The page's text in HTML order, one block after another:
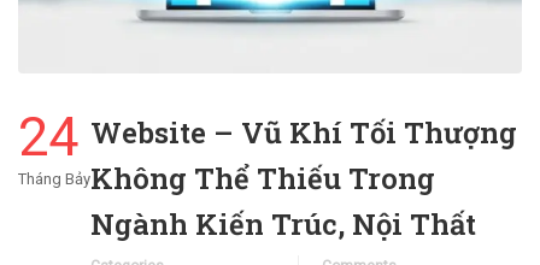
24
Tháng Bảy
Website – Vũ Khí Tối Thượng
Không Thể Thiếu Trong
Ngành Kiến Trúc, Nội Thất